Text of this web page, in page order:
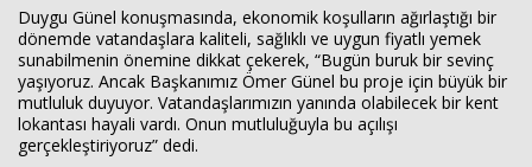
Duygu Günel konuşmasında, ekonomik koşulların ağırlaştığı bir
dönemde vatandaşlara kaliteli, sağlıklı ve uygun fiyatlı yemek
sunabilmenin önemine dikkat çekerek, “Bugün buruk bir sevinç
yaşıyoruz. Ancak Başkanımız Ömer Günel bu proje için büyük bir
mutluluk duyuyor. Vatandaşlarımızın yanında olabilecek bir kent
lokantası hayali vardı. Onun mutluluğuyla bu açılışı
gerçekleştiriyoruz” dedi.